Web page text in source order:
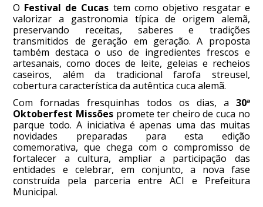
O Festival de Cucas tem como objetivo resgatar e
valorizar a gastronomia típica de origem alemã,
preservando receitas, saberes e tradições
transmitidos de geração em geração. A proposta
também destaca o uso de ingredientes frescos e
artesanais, como doces de leite, geleias e recheios
caseiros, além da tradicional farofa streusel,
cobertura característica da autêntica cuca alemã.
Com fornadas fresquinhas todos os dias, a 30ª
Oktoberfest Missões promete ter cheiro de cuca no
parque todo. A iniciativa é apenas uma das muitas
novidades preparadas para esta edição
comemorativa, que chega com o compromisso de
fortalecer a cultura, ampliar a participação das
entidades e celebrar, em conjunto, a nova fase
construída pela parceria entre ACI e Prefeitura
Municipal.